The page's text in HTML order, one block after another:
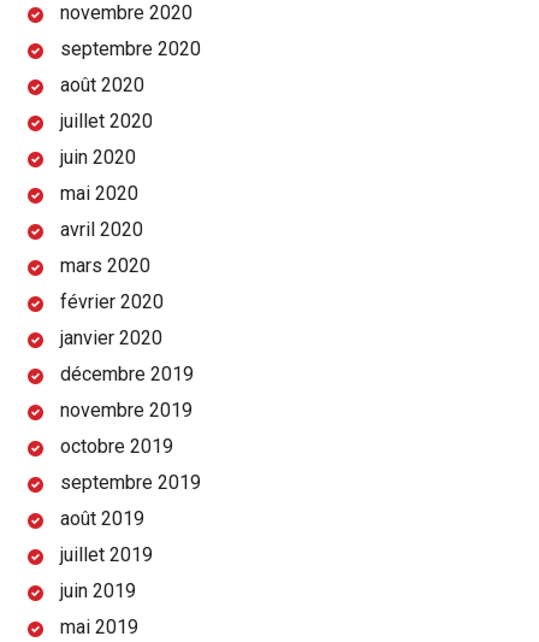
novembre 2020
septembre 2020
août 2020
juillet 2020
juin 2020
mai 2020
avril 2020
mars 2020
février 2020
janvier 2020
décembre 2019
novembre 2019
octobre 2019
septembre 2019
août 2019
juillet 2019
juin 2019
mai 2019